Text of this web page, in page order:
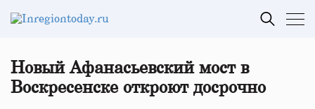
Новый Афанасьевский мост в
Воскресенске откроют досрочно